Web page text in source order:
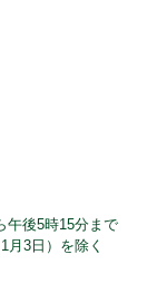
後5時15分まで
月3日）を除く